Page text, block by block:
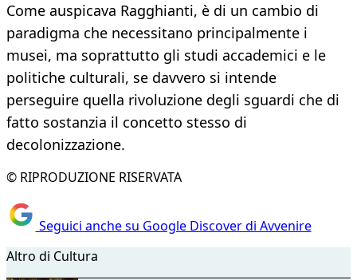
Come auspicava Ragghianti, è di un cambio di
paradigma che necessitano principalmente i
musei, ma soprattutto gli studi accademici e le
politiche culturali, se davvero si intende
perseguire quella rivoluzione degli sguardi che di
fatto sostanzia il concetto stesso di
decolonizzazione.
© RIPRODUZIONE RISERVATA
Seguici anche su Google Discover di Avvenire
Altro di Cultura